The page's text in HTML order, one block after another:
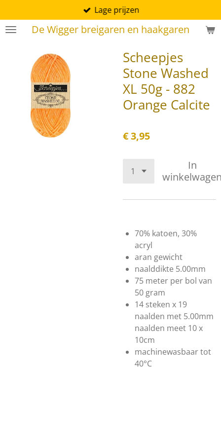
direct
naar
hoofdinhoud
De Wigger breigaren en haakgaren
Lage prijzen
Scheepjes
Stone Washed
XL 50g - 882
Orange Calcite
€ 3,95
In
70% katoen, 30%
acryl
aran gewicht
naalddikte 5.00mm
75 meter per bol van
50 gram
14 steken x 19
naalden met 5.00mm
naalden meet 10 x
10cm
machinewasbaar tot
40°C